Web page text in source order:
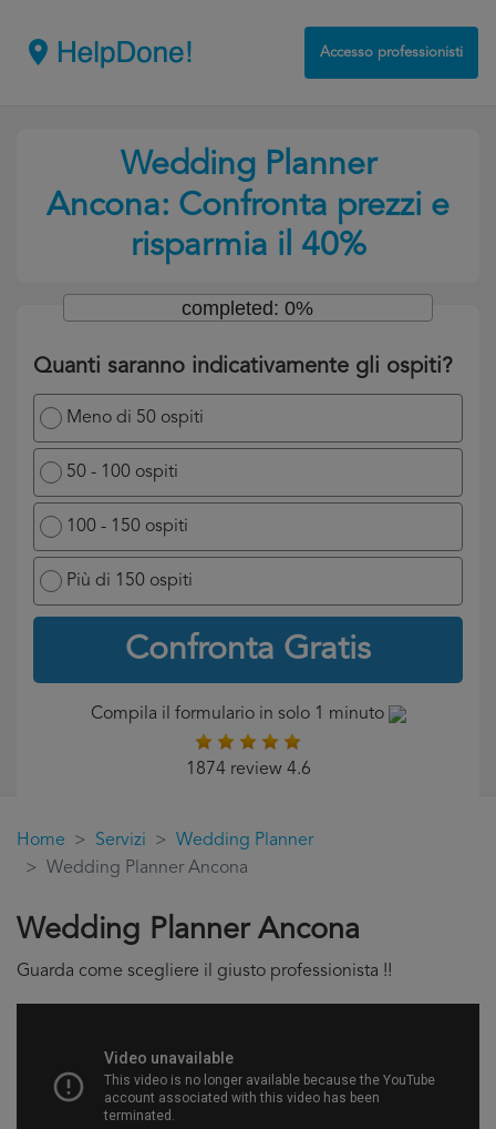
Accesso professionisti
Wedding Planner
Ancona: Confronta prezzi e
risparmia il 40%
Quanti saranno indicativamente gli ospiti?
Meno di 50 ospiti
50 - 100 ospiti
100 - 150 ospiti
Più di 150 ospiti
Confronta Gratis
completed: 0%
Compila il formulario in solo 1 minuto
1874 review 4.6
Home Servizi
Wedding Planner
Wedding Planner Ancona
Wedding Planner Ancona
Guarda come scegliere il giusto professionista !!